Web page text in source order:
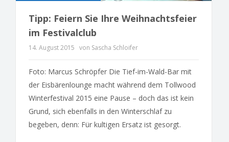
Tipp: Feiern Sie Ihre Weihnachtsfeier
im Festivalclub
14. August 2015 von Sascha Schloifer
Foto: Marcus Schröpfer Die Tief-im-Wald-Bar mit
der Eisbärenlounge macht während dem Tollwood
Winterfestival 2015 eine Pause – doch das ist kein
Grund, sich ebenfalls in den Winterschlaf zu
begeben, denn: Für kultigen Ersatz ist gesorgt.